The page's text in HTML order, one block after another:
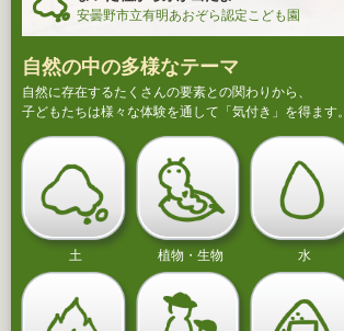
安曇野市立有明あおぞら認定こども園
自然の中の多様なテーマ
自然に存在するたくさんの要素との関わりから、
子どもたちは様々な体験を通して「気付き」を得ます。
土 植物・生物 水